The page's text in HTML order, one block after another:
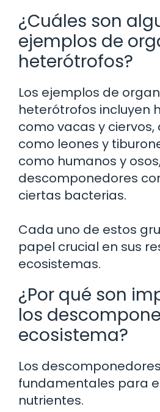
¿Cuáles son
ejemplos de
heterótrofos?
Los ejemplos de
heterótrofos incluyen
como vacas y
como leones y
como humanos y
descomponedores
ciertas bacterias.
Cada uno de estos
papel crucial en sus
ecosistemas.
¿Por qué son
los
ecosistema?
Los
fundamentales para
nutrientes.